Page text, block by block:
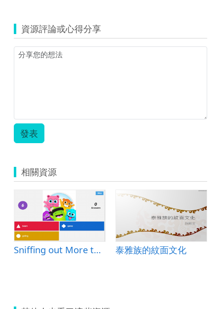
資源評論或心得分享
發表
相關資源
Sniffing out More than 泰雅族的紋面文化